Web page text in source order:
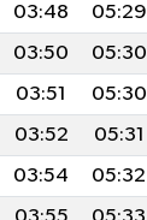
03:48 05:29
03:50 05:30
03:51 05:30
03:52 05:31
03:54 05:32